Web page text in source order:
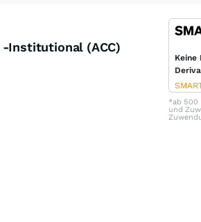
-Institutional (ACC)
Keine
*ab 500
und